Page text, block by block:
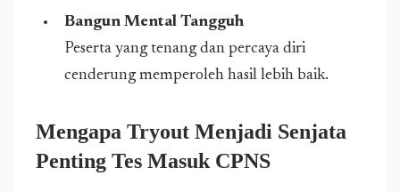
Bangun Mental Tangguh
Peserta yang tenang dan percaya diri
cenderung memperoleh hasil lebih baik.
Mengapa Tryout Menjadi Senjata
Penting Tes Masuk CPNS